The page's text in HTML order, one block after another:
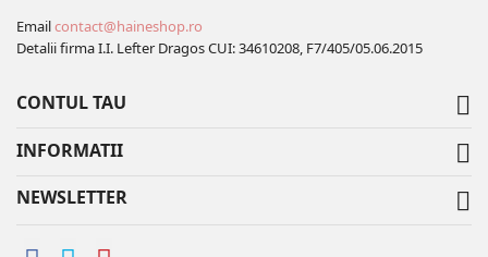
Emailcontact@haineshop.ro
Detalii firma I.I. Lefter Dragos CUI: 34610208, F7/405/05.06.2015
CONTUL TAU 
INFORMATII 
NEWSLETTER 